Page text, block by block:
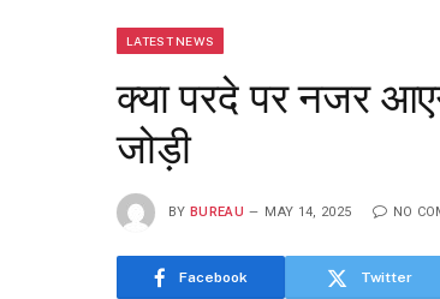
LATEST NEWS
क्या परदे पर नजर
जोड़ी
BY BUREAU MAY 14, 2025 NO
Facebook Twitter